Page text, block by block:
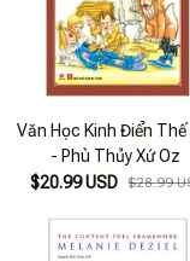
Văn Học Kinh Điển Thế
- Phù Thủy Xứ Oz
$20.99 USD
$28.99